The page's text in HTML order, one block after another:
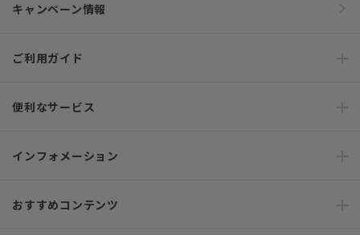
キャンペーン情報
ご利用ガイド
便利なサービス
インフォメーション
おすすめコンテンツ